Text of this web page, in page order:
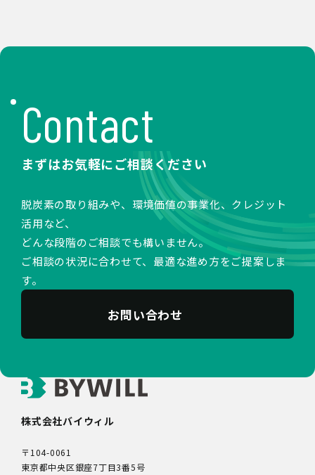
Contact
まずはお気軽にご相談ください
脱炭素の取り組みや、環境価値の事業化、クレジット
活用など、
どんな段階のご相談でも構いません。
ご相談の状況に合わせて、最適な進め方をご提案しま
す。
お問い合わせ
株式会社バイウィル
〒104-0061
東京都中央区銀座7丁目3番5号